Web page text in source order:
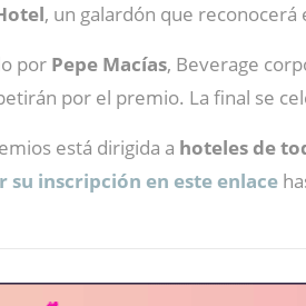
, un galardón que reconocerá
por Pepe Macías, Beverage
por el premio. La final se
está dirigida a hoteles de
su inscripción en este enlace